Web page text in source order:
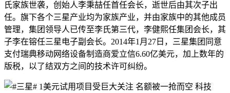
氏家族世袭，创始人李秉喆任首任会长，逝世后由其次子出
任。旗下各个三星产业均为家族产业，并由家族中的其他成员
管理，集团领导人已传至李氏第三代，李健熙任集团会长，其
子李在镕任三星电子副会长。2014年1月27日，三星集团同意
支付瑞典移动网络设备制造商爱立信6.60亿美元，加上数年的
版税，以了结双方之间的技术许可纠纷。